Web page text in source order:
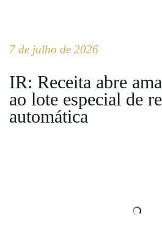
7 de julho de 2026
IR: Receita abre
ao lote especial de
automática